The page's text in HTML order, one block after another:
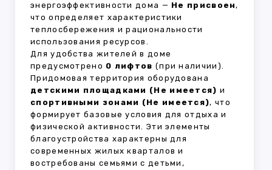
энергоэффективности дома — Не присвоен,
что определяет характеристики
теплосбережения и рациональности
использования ресурсов.
Для удобства жителей в доме
предусмотрено 0 лифтов (при наличии).
Придомовая территория оборудована
детскими площадками (Не имеется) и
спортивными зонами (Не имеется), что
формирует базовые условия для отдыха и
физической активности. Эти элементы
благоустройства характерны для
современных жилых кварталов и
востребованы семьями с детьми,